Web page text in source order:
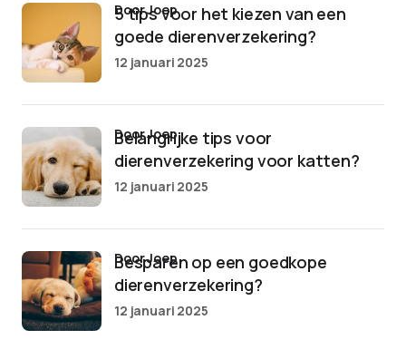
5 tips voor het kiezen van een
goede dierenverzekering?
door Joep
12 januari 2025
Belangrijke tips voor
dierenverzekering voor katten?
door Joep
12 januari 2025
Besparen op een goedkope
dierenverzekering?
door Joep
12 januari 2025